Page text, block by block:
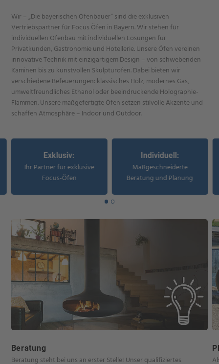
Wir – „Die bayerischen Ofenbauer“ sind die exklusiven
Vertriebspartner für Focus Öfen in Bayern. Wir stehen für
individuellen Ofenbau mit individuellen Lösungen für
Privatkunden, Gastronomie und Hotellerie. Unsere Öfen vereinen
innovative Technik mit einzigartigem Design – von schwebenden
Kaminen bis zu kunstvollen Skulpturofen. Dabei bieten wir
verschiedene Befeuerungen: klassisches Holz, modernes Gas,
umweltfreundliches Ethanol oder beeindruckende Holographie-
Flammen. Unsere maßgefertigte Öfen setzen stilvolle Akzente und
schaffen Atmosphäre – Indoor und Outdoor.
Exklusiv:
Ihr Partner für exklusive
Focus-Öfen
Individuell:
Maßgeschneiderte
Beratung und Planung
Beratung
Beratung steht bei uns an erster Stelle! Unser qualifiziertes